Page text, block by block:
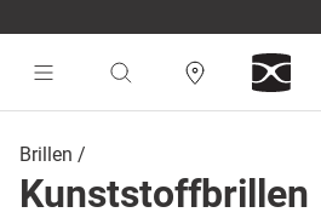
Brillen
Kunststoffbrillen